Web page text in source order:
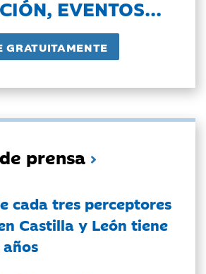
EVENTOS...
prensa
cada tres perceptores
Castilla y León tiene